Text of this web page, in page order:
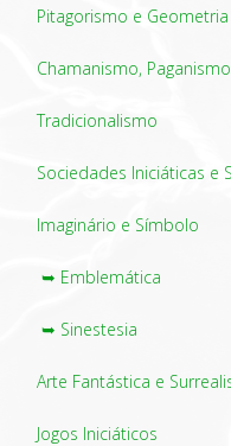
Pitagorismo e
Chamanismo,
Tradicionalismo
Sociedades Iniciáticas e
Imaginário e Símbolo
➥ Emblemática
➥ Sinestesia
Arte Fantástica e
Jogos Iniciáticos